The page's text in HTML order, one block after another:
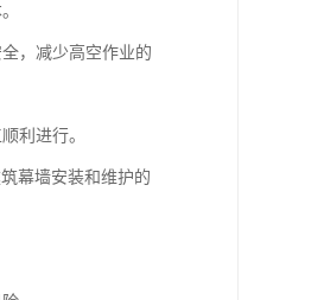
，减少高空作业的
利进行。
幕墙安装和维护的